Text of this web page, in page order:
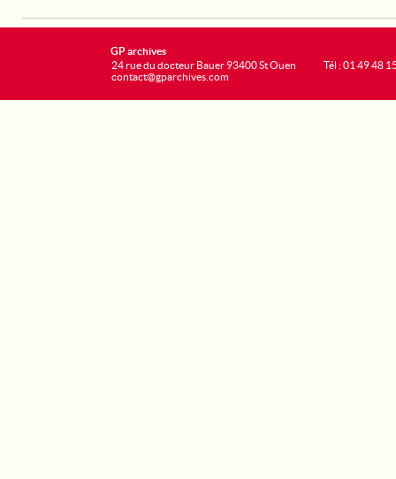
GP archives
24 rue du docteur Bauer 93400 St Ouen
contact@gparchives.com
Tél : 01 49 48